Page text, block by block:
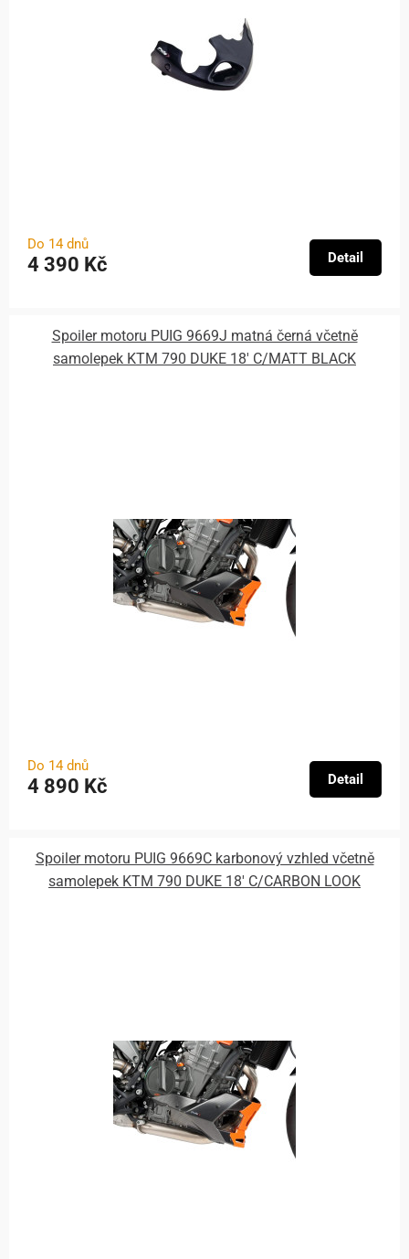
Do 14 dnů
4 390 Kč Detail
Spoiler motoru PUIG 9669J matná černá včetně
samolepek KTM 790 DUKE 18' C/MATT BLACK
Do 14 dnů
4 890 Kč Detail
Spoiler motoru PUIG 9669C karbonový vzhled včetně
samolepek KTM 790 DUKE 18' C/CARBON LOOK